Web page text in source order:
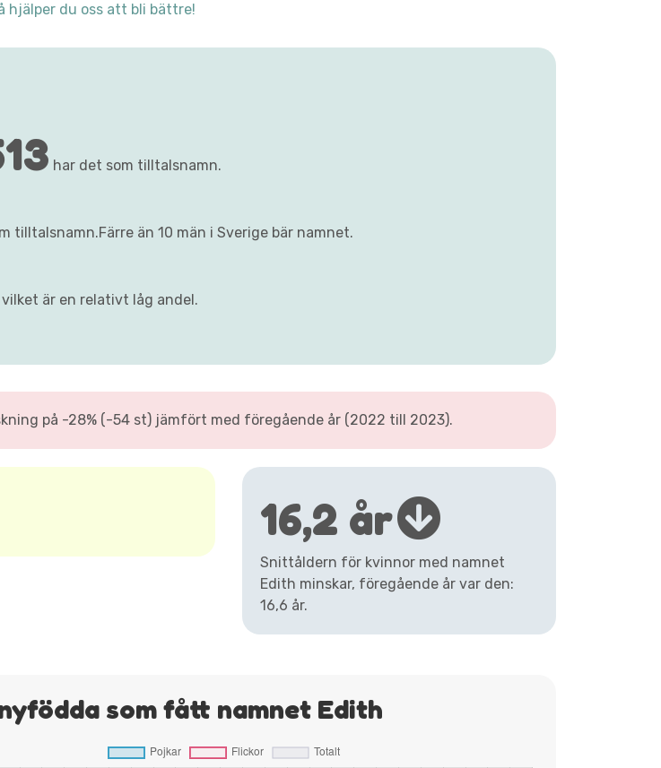
hjälper du oss att bli bättre!
har det som tilltalsnamn.
tilltalsnamn.Färre än 10 män i Sverige bär namnet.
är en relativt låg andel.
på -28% (-54 st) jämfört med föregående år (2022 till 2023).
16,2 år
Snittåldern för kvinnor med namnet
Edith minskar, föregående år var den:
16,6 år.
som fått namnet Edith